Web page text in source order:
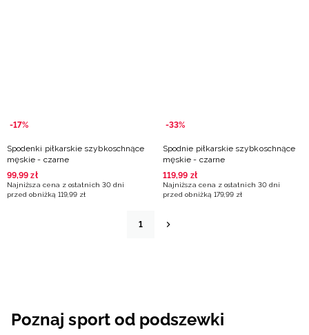
-17%
Spodenki piłkarskie szybkoschnące
męskie - czarne
99,99 zł
Najniższa cena z ostatnich 30 dni
przed obniżką 119,99 zł
-33%
Spodnie piłkarskie szybkoschnące
męskie - czarne
119,99 zł
Najniższa cena z ostatnich 30 dni
przed obniżką 179,99 zł
1
Poznaj sport od podszewki